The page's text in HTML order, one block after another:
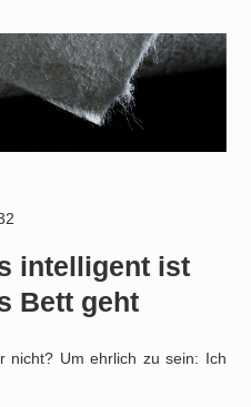
intelligent ist
Bett geht
nicht? Um ehrlich zu sein: Ich